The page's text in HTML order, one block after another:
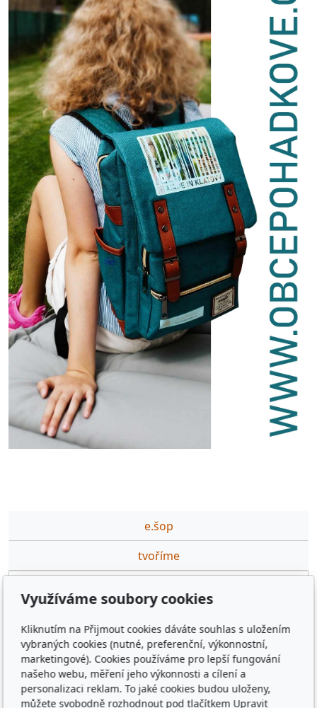
e.šop
tvoříme
ceník DTP,GFX prací
výuka·na·míru
kontakt
Využíváme soubory cookies
Kliknutím na Přijmout cookies dáváte souhlas s uložením
vybraných cookies (nutné, preferenční, výkonnostní,
marketingové). Cookies používáme pro lepší fungování
našeho webu, měření jeho výkonnosti a cílení a
personalizaci reklam. To jaké cookies budou uloženy,
můžete svobodně rozhodnout pod tlačítkem Upravit